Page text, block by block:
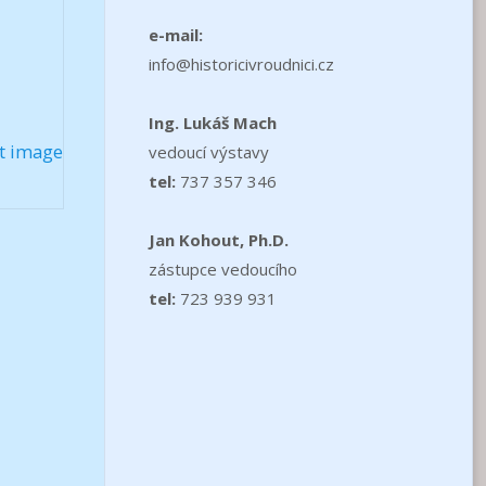
image
e-mail:
info@historicivroudnici.cz
Ing. Lukáš Mach
vedoucí výstavy
tel:737 357 346
Jan Kohout, Ph.D.
zástupce vedoucího
tel:723 939 931